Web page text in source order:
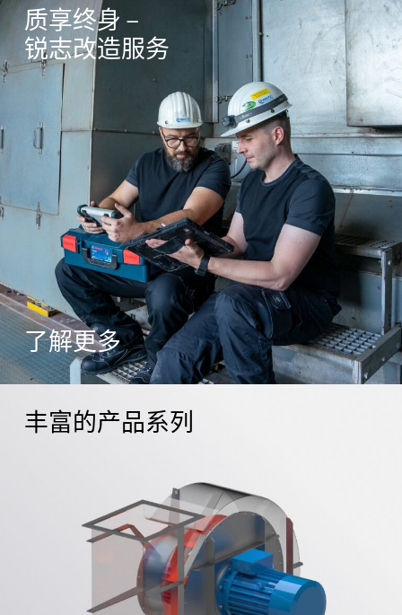
质享终身 –
锐志改造服务
了解更多
丰富的产品系列